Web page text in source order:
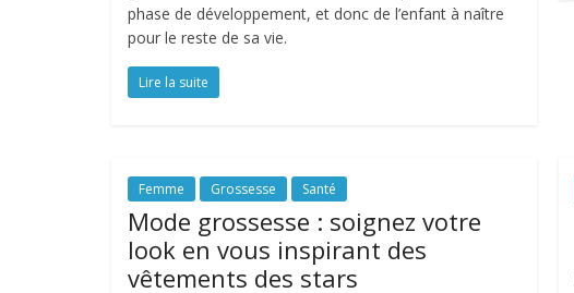
phase de développement, et donc de l’enfant à naître
pour le reste de sa vie.
Lire la suite
Femme Grossesse Santé
Mode grossesse : soignez votre
look en vous inspirant des
vêtements des stars